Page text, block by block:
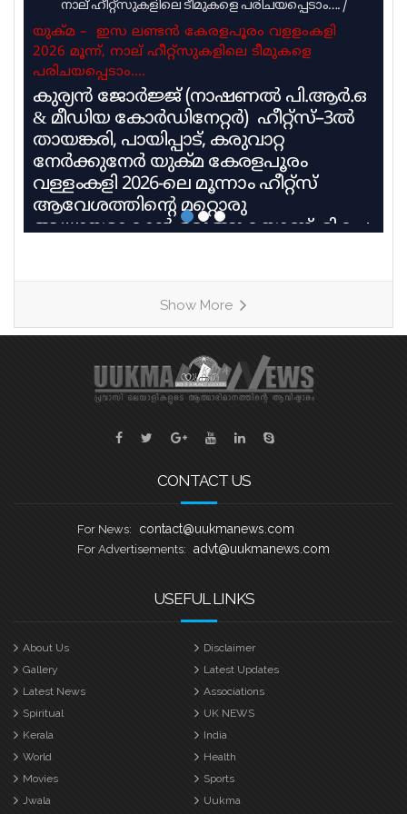
നാല് ഹീറ്റ്സുകളിലെ ടീമുകളെ പരിചയപ്പെടാം…. /
യുക്മ – ഇസ ലണ്ടൻ കേരളപൂരം വളളംകളി
2026 മൂന്ന്, നാല് ഹീറ്റ്സുകളിലെ ടീമുകളെ
പരിചയപ്പെടാം….
കുര്യൻ ജോർജ്ജ് (നാഷണൽ പി.ആർ.ഒ
& മീഡിയ കോർഡിനേറ്റർ) ഹീറ്റ്സ്–3ൽ
തായങ്കരി, പായിപ്പാട്, കരുവാറ്റ
നേർക്കുനേർ യുക്മ കേരളപൂരം
വള്ളംകളി 2026-ലെ മൂന്നാം ഹീറ്റ്സ്
ആവേശത്തിന്റെ മറ്റൊരു
അധ്യായമാകാൻ ഒരുങ്ങുകയാണ്. മികച്ച
എത്തുന്നത്. തായങ്കരി, പായിപ്പാട്,
കരുവാറ്റ എന്നീ ചരിത്രപ്രസിദ്ധമായ
ചുണ്ടൻവള്ളങ്ങളുടെ പേരിലാണ്
യുകെയിലെ പ്രമുഖ ബോട്ട് ക്ലബ്ബുകൾ
ശക്തി തെളിയിക്കാൻ എത്തുന്നത്.
ബാസറ്റ്ലോ
Show More
CONTACT US
For News: contact@uukmanews.com
For Advertisements: advt@uukmanews.com
USEFUL LINKS
About Us
Disclaimer
Gallery
Latest Updates
Latest News
Associations
Spiritual
UK NEWS
Kerala
India
World
Health
Movies
Sports
Jwala
Uukma